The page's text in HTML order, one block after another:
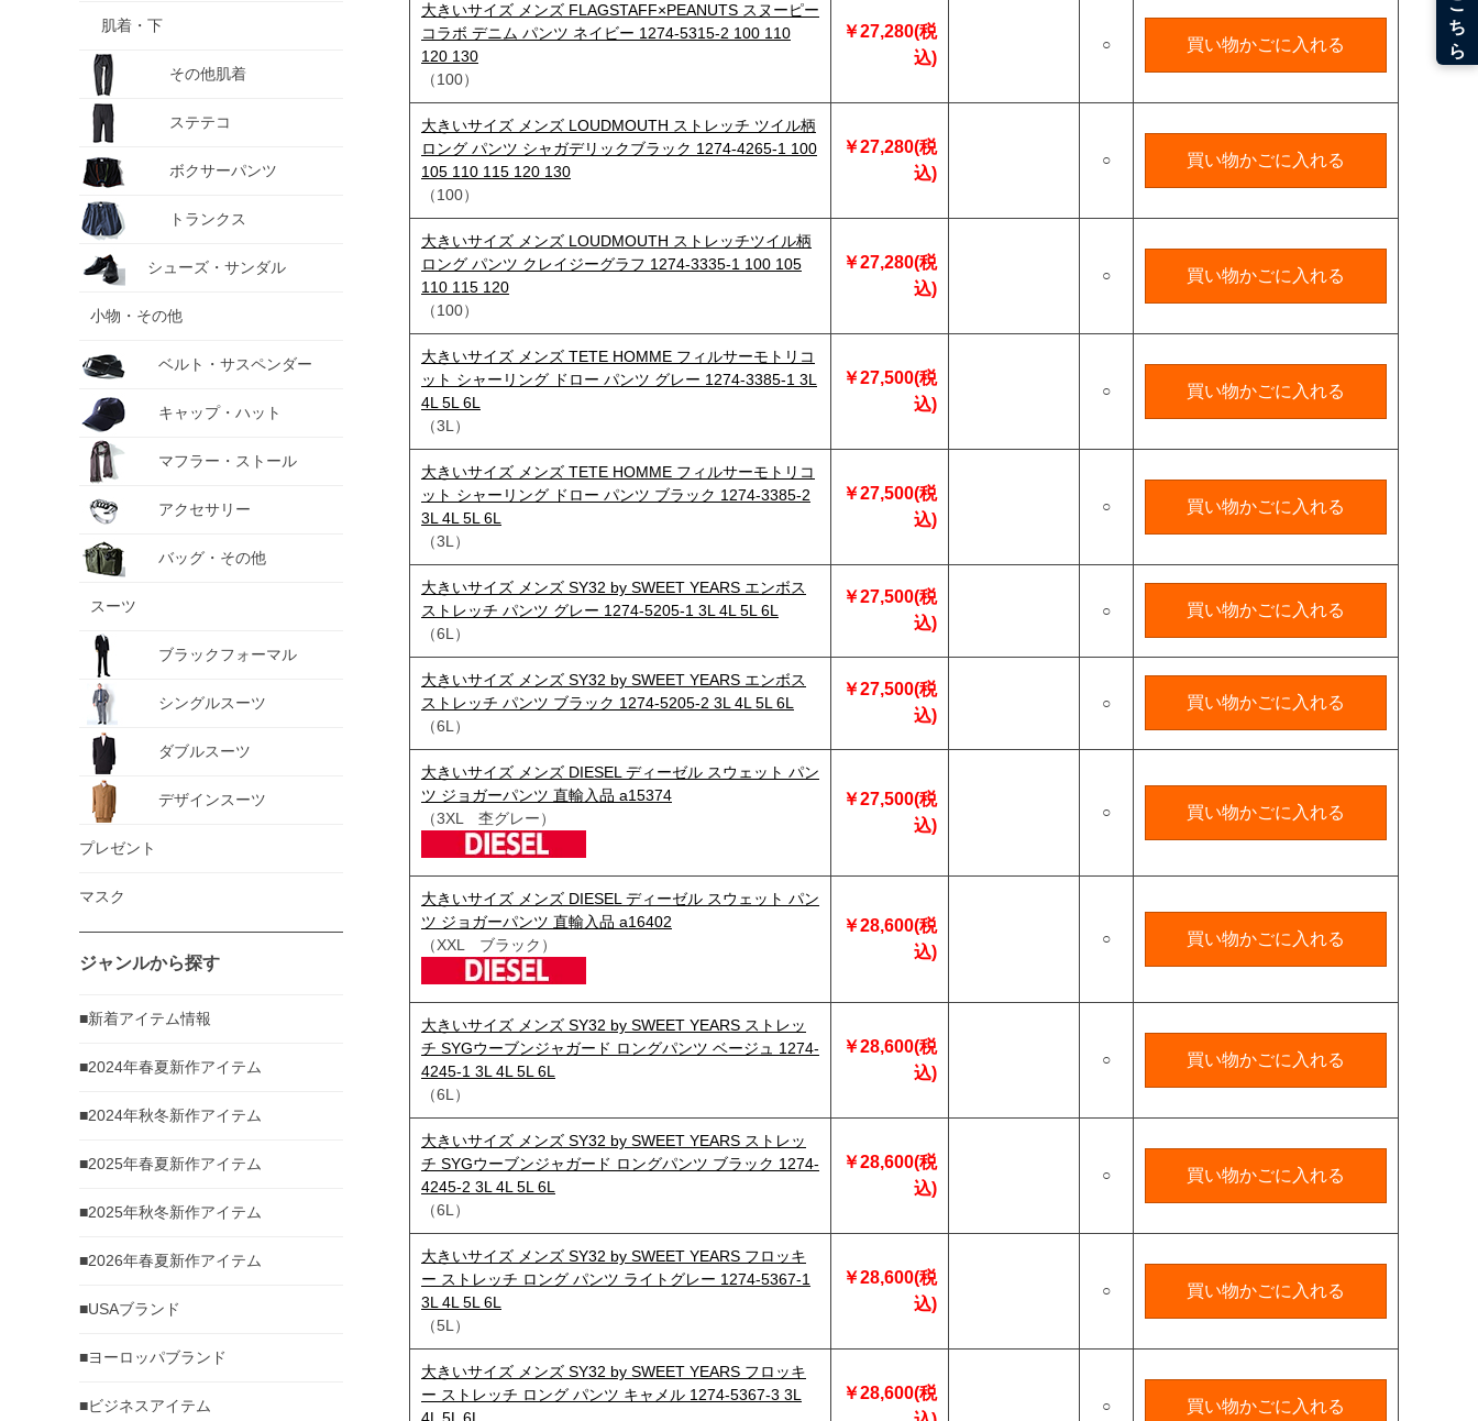
肌着・下
その他肌着
ステテコ
ボクサーパンツ
トランクス
シューズ・サンダル
小物・その他
ベルト・サスペンダー
キャップ・ハット
マフラー・ストール
アクセサリー
バッグ・その他
スーツ
ブラックフォーマル
シングルスーツ
ダブルスーツ
デザインスーツ
プレゼント
マスク
ジャンルから探す
■新着アイテム情報
■2024年春夏新作アイテム
■2024年秋冬新作アイテム
■2025年春夏新作アイテム
■2025年秋冬新作アイテム
■2026年春夏新作アイテム
■USAブランド
■ヨーロッパブランド
■ビジネスアイテム
大きいサイズ メンズ FLAGSTAFF×PEANUTS スヌーピー
コラボ デニム パンツ ネイビー 1274-5315-2 100 110
120 130
（100）
￥27,280(税
込)
○ 買い物かごに入れる
大きいサイズ メンズ LOUDMOUTH ストレッチ ツイル柄
ロング パンツ シャガデリックブラック 1274-4265-1 100
105 110 115 120 130
（100）
￥27,280(税
込)
○ 買い物かごに入れる
大きいサイズ メンズ LOUDMOUTH ストレッチツイル柄
ロング パンツ クレイジーグラフ 1274-3335-1 100 105
110 115 120
（100）
￥27,280(税
込)
○ 買い物かごに入れる
大きいサイズ メンズ TETE HOMME フィルサーモトリコ
ット シャーリング ドロー パンツ グレー 1274-3385-1 3L
4L 5L 6L
（3L）
￥27,500(税
込)
○ 買い物かごに入れる
大きいサイズ メンズ TETE HOMME フィルサーモトリコ
ット シャーリング ドロー パンツ ブラック 1274-3385-2
3L 4L 5L 6L
（3L）
￥27,500(税
込)
○ 買い物かごに入れる
大きいサイズ メンズ SY32 by SWEET YEARS エンボス
ストレッチ パンツ グレー 1274-5205-1 3L 4L 5L 6L
（6L）
￥27,500(税
込)
○ 買い物かごに入れる
大きいサイズ メンズ SY32 by SWEET YEARS エンボス
ストレッチ パンツ ブラック 1274-5205-2 3L 4L 5L 6L
（6L）
￥27,500(税
込)
○ 買い物かごに入れる
大きいサイズ メンズ DIESEL ディーゼル スウェット パン
ツ ジョガーパンツ 直輸入品 a15374
（3XL 杢グレー）
￥27,500(税
込)
○ 買い物かごに入れる
大きいサイズ メンズ DIESEL ディーゼル スウェット パン
ツ ジョガーパンツ 直輸入品 a16402
（XXL ブラック）
￥28,600(税
込)
○ 買い物かごに入れる
大きいサイズ メンズ SY32 by SWEET YEARS ストレッ
チ SYGウーブンジャガード ロングパンツ ベージュ 1274-
4245-1 3L 4L 5L 6L
（6L）
￥28,600(税
込)
○ 買い物かごに入れる
大きいサイズ メンズ SY32 by SWEET YEARS ストレッ
チ SYGウーブンジャガード ロングパンツ ブラック 1274-
4245-2 3L 4L 5L 6L
（6L）
￥28,600(税
込)
○ 買い物かごに入れる
大きいサイズ メンズ SY32 by SWEET YEARS フロッキ
ー ストレッチ ロング パンツ ライトグレー 1274-5367-1
3L 4L 5L 6L
（5L）
￥28,600(税
込)
○ 買い物かごに入れる
大きいサイズ メンズ SY32 by SWEET YEARS フロッキ
ー ストレッチ ロング パンツ キャメル 1274-5367-3 3L
￥28,600(税
○ 買い物かごに入れる